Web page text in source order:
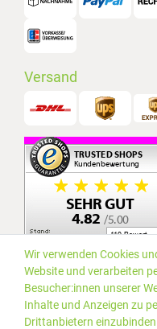
Versand
Wir verwenden Cookies
Website und verarbeiten
Besucher:innen unserer
Inhalte und Anzeigen zu
Drittanbietern